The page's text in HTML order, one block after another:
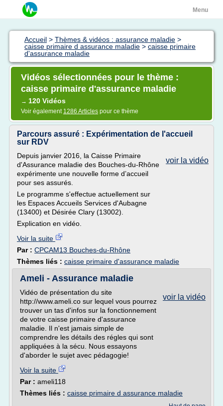
Menu
Accueil > Thèmes & vidéos : assurance maladie >
caisse primaire d assurance maladie > caisse primaire
d'assurance maladie
Vidéos sélectionnées pour le thème :
caisse primaire d'assurance maladie
→ 120 Vidéos
Voir également 1286 Articles pour ce thème
Parcours assuré : Expérimentation de l'accueil
sur RDV
voir la vidéo
Depuis janvier 2016, la Caisse Primaire
d'Assurance maladie des Bouches-du-Rhône
expérimente une nouvelle forme d’accueil
pour ses assurés.
Le programme s'effectue actuellement sur
les Espaces Accueils Services d'Aubagne
(13400) et Désirée Clary (13002).
Explication en vidéo.
Voir la suite
Par : CPCAM13 Bouches-du-Rhône
Thèmes liés : caisse primaire d'assurance maladie
Ameli - Assurance maladie
voir la vidéo
Vidéo de présentation du site
http://www.ameli.co sur lequel vous pourrez
trouver un tas d'infos sur la fonctionnement
de votre caisse primaire d'assurance
maladie. Il n'est jamais simple de
comprendre les détails des régles qui sont
appliquées à la sécu. Nous essayons
d'aborder le sujet avec pédagogie!
Voir la suite
Par : ameli118
Thèmes liés : caisse primaire d assurance maladie